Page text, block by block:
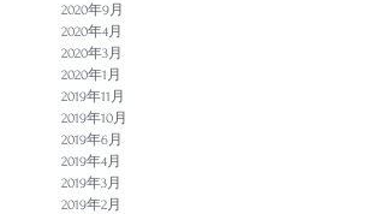
2020年9月
2020年4月
2020年3月
2020年1月
2019年11月
2019年10月
2019年6月
2019年4月
2019年3月
2019年2月